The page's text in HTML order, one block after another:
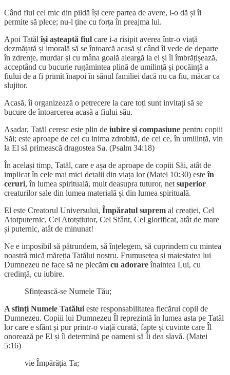
Când fiul cel mic din pildă își cere partea de avere, i-o dă și îi
permite să plece; nu-l ține cu forța în preajma lui.
Apoi Tatălîși așteaptă fiul care i-a risipit averea într-o viață
dezmățată și imorală să se întoarcă acasă și când îl vede de departe
în zdrențe, murdar și cu mâna goală aleargă la el și îl îmbrățișează,
acceptând cu bucurie rugămintea plină de umilință și pocăință a
fiului de a fi primit înapoi în sânul familiei dacă nu ca fiu, măcar ca
slujitor.
Acasă, îi organizează o petrecere la care toți sunt invitați să se
bucure de întoarcerea acasă a fiului său.
Așadar, Tatăl ceresc este plin de iubire și compasiune pentru copiii
Săi; este aproape de cei cu inima zdrobită, de cei ce, în umilință, vin
la El să primească dragostea Sa. (Psalm 34:18)
În același timp, Tatăl, care e așa de aproape de copiii Săi, atât de
implicat în cele mai mici detalii din viața lor (Matei 10:30) esteîn
ceruri, în lumea spirituală, mult deasupra tuturor, net superior
creaturilor sale din lumea materială și din lumea spirituală.
El este Creatorul Universului, Împăratul suprem al creației, Cel
Atotputernic, Cel Atotștiutor, Cel Sfânt, Cel glorificat, atât de mare
și puternic, atât de minunat!
Ne e imposibil să pătrundem, să înțelegem, să cuprindem cu mintea
noastră mică măreția Tatălui nostru. Frumusețea și maiestatea lui
Dumnezeu ne face să ne plecăm cu adorareînaintea Lui, cu
credință, cu iubire.
Sfințească-se Numele Tău;
A sfinți Numele Tatălui este responsabilitatea fiecărui copil de
Dumnezeu. Copiii lui Dumnezeu Îl reprezintă în lumea asta pe Tatăl
lor care e sfânt și pur printr-o viață curată, fapte și cuvinte care Îl
onorează pe El și îi determină pe oameni să Îi dea slavă. (Matei
5:16)
vie Împărăția Ta;